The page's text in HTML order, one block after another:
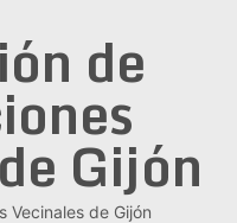
de
Gijón
Vecinales de Gijón